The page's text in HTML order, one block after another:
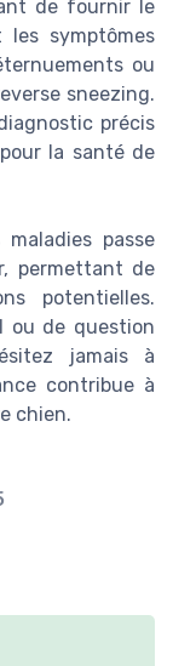
de fournir le
les symptômes
ou
sneezing.
précis
la santé de
passe
permettant de
potentielles.
ou de question
jamais à
contribue à
chien.